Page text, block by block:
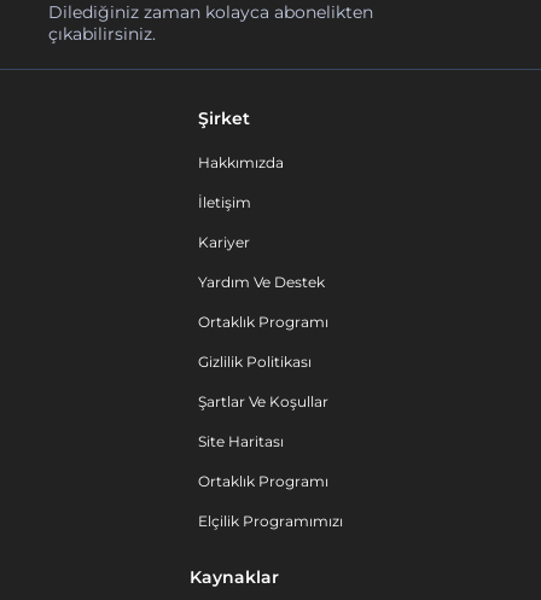
Dilediğiniz zaman kolayca abonelikten
çıkabilirsiniz.
Şirket
Hakkımızda
İletişim
Kariyer
Yardım Ve Destek
Ortaklık Programı
Gizlilik Politikası
Şartlar Ve Koşullar
Site Haritası
Ortaklık Programı
Elçilik Programımızı
Kaynaklar